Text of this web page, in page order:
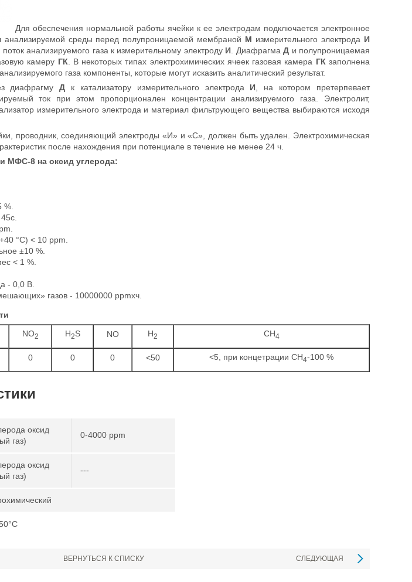
Для обеспечения нормальной работы ячейки к ее электродам подключается электронное
анализируемой среды перед полупроницаемой мембраной М измерительного электрода И
анализируемого газа к измерительному электроду И . ДиафрагмаД и полупроницаемая
камеру ГК . В некоторых типах электрохимических ячеек газовая камера ГК заполнена
газа компоненты, которые могут исказить аналитический результат.
диафрагмуД к катализатору измерительного электрода И , на котором претерпевает
ток при этом пропорционален концентрации анализируемого газа. Электролит,
измерительного электрода и материал фильтрующего вещества выбираются исходя
проводник, соединяющий электроды «И» и «С», должен быть удален. Электрохимическая
после нахождения при потенциале в течение не менее 24 ч.
МФС-8 на оксид углерода:
%.
°С) < 10 ppm.
±10 %.
< 1 %.
- 0,0 В.
газов - 10000000 ppmxч.
NO2 H2S NO H2 CH4
0 0 0 <50 <5, при концетрации СН4-100 %
оксид
газ)
0-4000 ppm
оксид
газ)
---
ВЕРНУТЬСЯ К СПИСКУ СЛЕДУЮЩАЯ